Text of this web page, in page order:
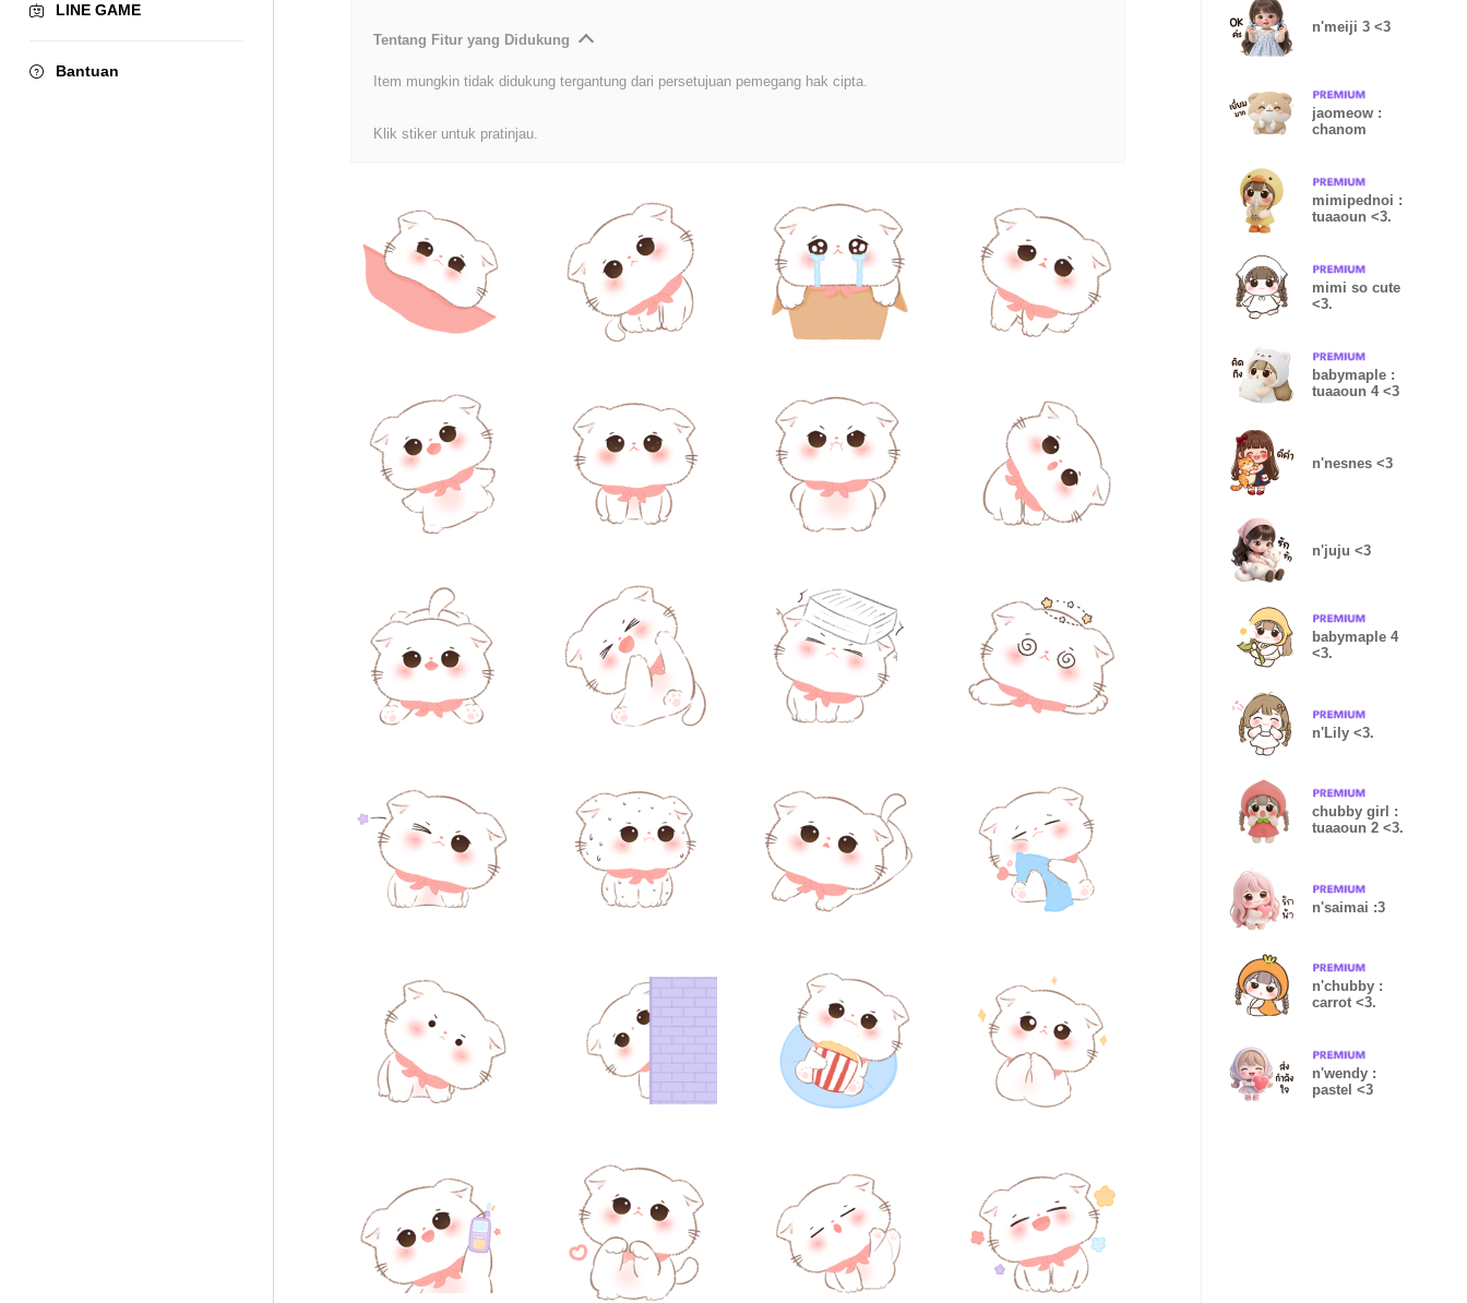
LINE GAME
Bantuan
Tentang Fitur yang Didukung
Item mungkin tidak didukung tergantung dari persetujuan pemegang hak cipta.
Klik stiker untuk pratinjau.
n'meiji 3 <3
jaomeow :
chanom
mimipednoi :
tuaaoun <3.
mimi so cute
<3.
babymaple :
tuaaoun 4 <3
n'nesnes <3
n'juju <3
babymaple 4
<3.
n'Lily <3.
chubby girl :
tuaaoun 2 <3.
n'saimai :3
n'chubby :
carrot <3.
n'wendy :
pastel <3